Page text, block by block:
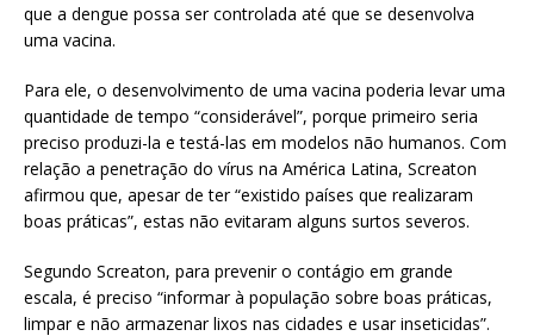
que a dengue possa ser controlada até que se desenvolva
uma vacina.
Para ele, o desenvolvimento de uma vacina poderia levar uma
quantidade de tempo “considerável”, porque primeiro seria
preciso produzi-la e testá-las em modelos não humanos. Com
relação a penetração do vírus na América Latina, Screaton
afirmou que, apesar de ter “existido países que realizaram
boas práticas”, estas não evitaram alguns surtos severos.
Segundo Screaton, para prevenir o contágio em grande
escala, é preciso “informar à população sobre boas práticas,
limpar e não armazenar lixos nas cidades e usar inseticidas”.